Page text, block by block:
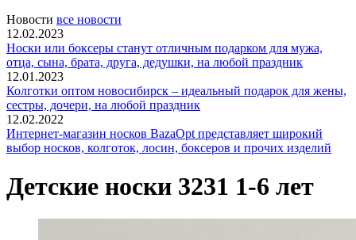
Новости все новости
12.02.2023
Носки или боксеры станут отличным подарком для мужа,
отца, сына, брата, друга, дедушки, на любой праздник
12.01.2023
Колготки оптом новосибирск – идеальный подарок для жены,
сестры, дочери, на любой праздник
12.02.2022
Интернет-магазин носков BazaOpt представляет широкий
выбор носков, колготок, лосин, боксеров и прочих изделий
Детские носки 3231 1-6 лет